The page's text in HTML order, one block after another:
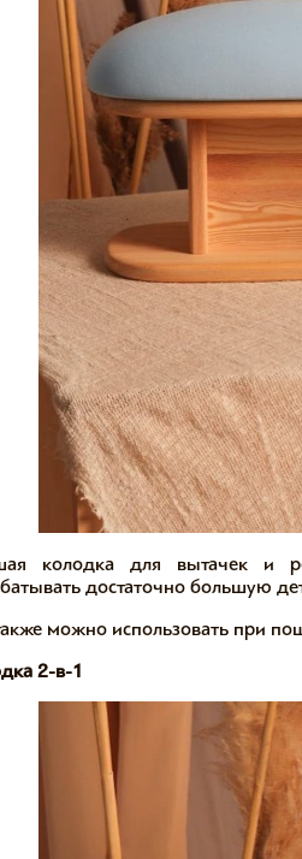
колодка для вытачек и
достаточно большую
можно использовать при
2-в-1